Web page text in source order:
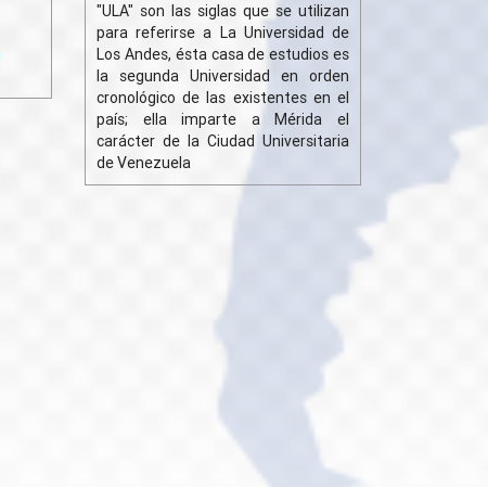
"ULA" son las siglas que se utilizan
para referirse a La Universidad de
Los Andes, ésta casa de estudios es
la segunda Universidad en orden
cronológico de las existentes en el
país; ella imparte a Mérida el
carácter de la Ciudad Universitaria
de Venezuela